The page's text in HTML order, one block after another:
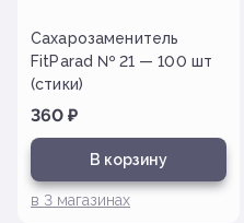
Сахарозаменитель
FitParad № 21 — 100 шт
(стики)
360 ₽
В корзину
в 3 магазинах